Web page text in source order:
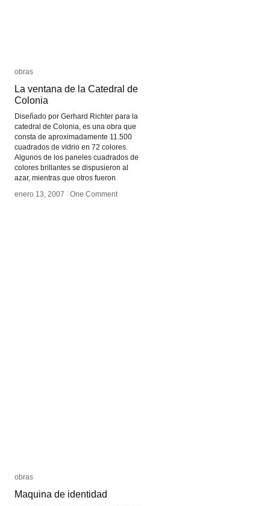
obras
La ventana de la Catedral de
Colonia
Diseñado por Gerhard Richter para la
catedral de Colonia, es una obra que
consta de aproximadamente 11.500
cuadrados de vidrio en 72 colores.
Algunos de los paneles cuadrados de
colores brillantes se dispusieron al
azar, mientras que otros fueron
enero 13, 2007 / One Comment
obras
La ventana de la Catedral de
Colonia
enero 13, 2007 / One Comment
obras
Maquina de identidad
obras
Maquina de identidad